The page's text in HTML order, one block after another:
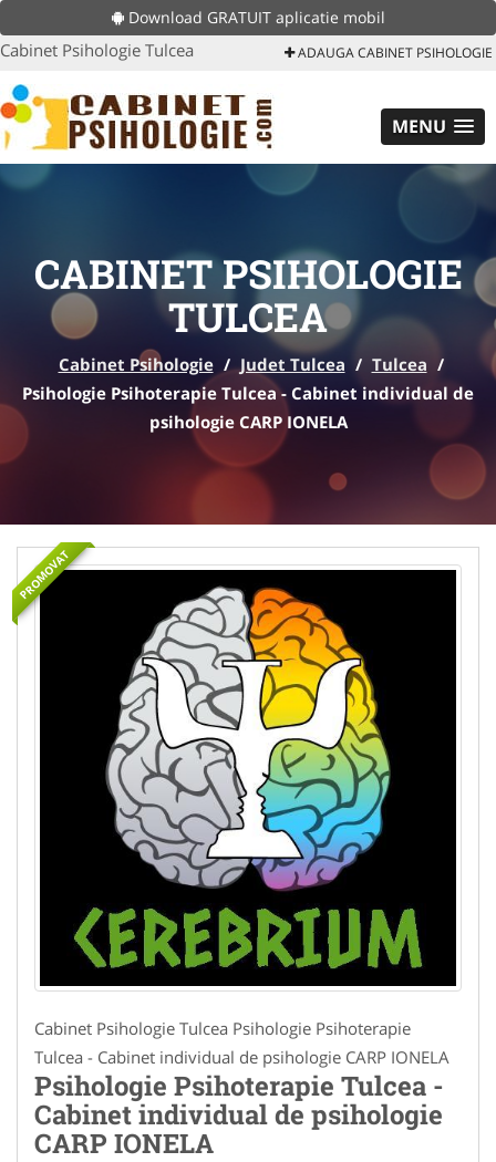
Download GRATUIT aplicatie mobil
Cabinet Psihologie Tulcea ADAUGA CABINET PSIHOLOGIE
MENU
CABINET PSIHOLOGIE
TULCEA
Cabinet Psihologie / Judet Tulcea / Tulcea /
Psihologie Psihoterapie Tulcea - Cabinet individual de
psihologie CARP IONELA
PROMOVAT
Cabinet Psihologie Tulcea Psihologie Psihoterapie
Tulcea - Cabinet individual de psihologie CARP IONELA
Psihologie Psihoterapie Tulcea -
Cabinet individual de psihologie
CARP IONELA